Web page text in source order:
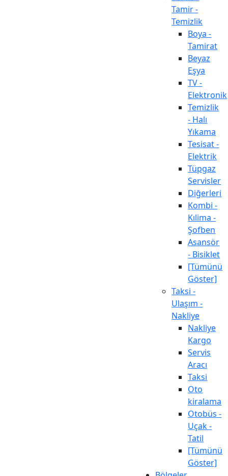
Tamir -
Temizlik
Boya -
Tamirat
Beyaz
Eşya
TV -
Elektronik
Temizlik
- Halı
Yıkama
Tesisat -
Elektrik
Tüpgaz
Servisler
Diğerleri
Kombi -
Kılima -
Şofben
Asansör
- Bisiklet
[Tümünü
Göster]
Taksi -
Ulaşım -
Nakliye
Nakliye
Kargo
Servis
Aracı
Taksi
Oto
kiralama
Otobüs -
Uçak -
Tatil
[Tümünü
Göster]